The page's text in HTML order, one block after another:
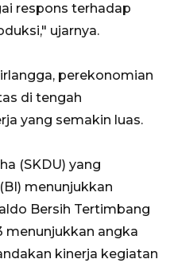
respons terhadap
ujarnya.
perekonomian
di tengah
yang semakin luas.
(SKDU) yang
menunjukkan
Bersih Tertimbang
menunjukkan angka
kinerja kegiatan